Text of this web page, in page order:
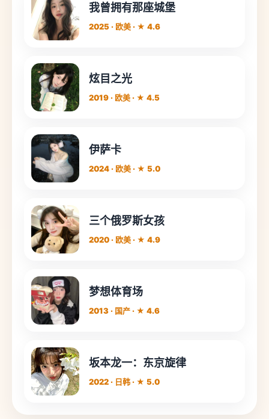
我曾拥有那座城堡
2025 · 欧美 · ★ 4.6
炫目之光
2019 · 欧美 · ★ 4.5
伊萨卡
2024 · 欧美 · ★ 5.0
三个俄罗斯女孩
2020 · 欧美 · ★ 4.9
梦想体育场
2013 · 国产 · ★ 4.6
坂本龙一：东京旋律
2022 · 日韩 · ★ 5.0